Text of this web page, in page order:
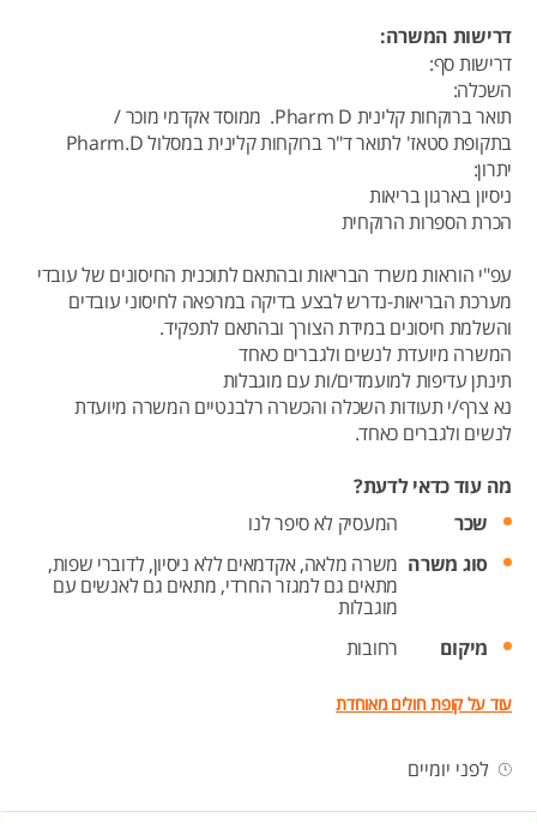
דרישות המשרה:
דרישות סף:
השכלה:
תואר ברוקחות קלינית Pharm D. ממוסד אקדמי מוכר /
בתקופת סטאז' לתואר ד"ר ברוקחות קלינית במסלול Pharm.D
יתרון:
ניסיון בארגון בריאות
הכרת הספרות הרוקחית
עפ"י הוראות משרד הבריאות ובהתאם לתוכנית החיסונים של עובדי
מערכת הבריאות-נדרש לבצע בדיקה במרפאה לחיסוני עובדים
והשלמת חיסונים במידת הצורך ובהתאם לתפקיד.
המשרה מיועדת לנשים ולגברים כאחד
תינתן עדיפות למועמדים/ות עם מוגבלות
נא צרף/י תעודות השכלה והכשרה רלבנטיים המשרה מיועדת
לנשים ולגברים כאחד.
מה עוד כדאי לדעת?
שכר
המעסיק לא סיפר לנו
סוג משרה משרה מלאה,אקדמאים ללא ניסיון,לדוברי שפות,
מתאים גם למגזר החרדי, מתאים גם לאנשים עם
מוגבלות
מיקום
רחובות
עוד על קופת חולים מאוחדת
לפני יומיים